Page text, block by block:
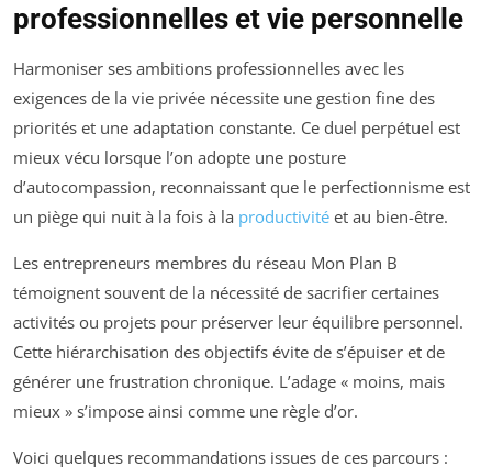
professionnelles et vie personnelle
Harmoniser ses ambitions professionnelles avec les
exigences de la vie privée nécessite une gestion fine des
priorités et une adaptation constante. Ce duel perpétuel est
mieux vécu lorsque l’on adopte une posture
d’autocompassion, reconnaissant que le perfectionnisme est
un piège qui nuit à la fois à la productivité et au bien-être.
Les entrepreneurs membres du réseau Mon Plan B
témoignent souvent de la nécessité de sacrifier certaines
activités ou projets pour préserver leur équilibre personnel.
Cette hiérarchisation des objectifs évite de s’épuiser et de
générer une frustration chronique. L’adage « moins, mais
mieux » s’impose ainsi comme une règle d’or.
Voici quelques recommandations issues de ces parcours :